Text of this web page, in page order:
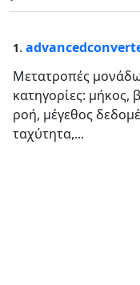
1.
Μετατροπές
κατηγορίες: μήκος,
ροή, μέγεθος
ταχύτητα,...